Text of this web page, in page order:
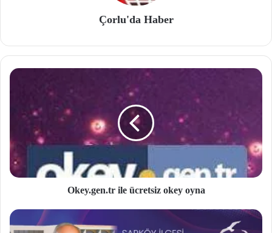
Çorlu'da Haber
Okey.gen.tr ile ücretsiz okey oyna